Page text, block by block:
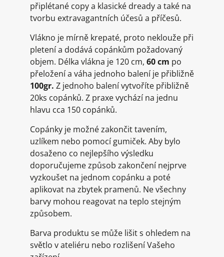
připlétané copy a klasické dready a také na
tvorbu extravagantních účesů a příčesů.
Vlákno je mírně krepaté, proto neklouže při
pletení a dodává copánkům požadovaný
objem. Délka vlákna je 120 cm, 60 cm po
přeložení a váha jednoho balení je přibližně
100gr. Z jednoho balení vytvoříte přibližně
20ks copánků. Z praxe vychází na jednu
hlavu cca 150 copánků.
Copánky je možné zakončit tavením,
uzlíkem nebo pomocí gumiček. Aby bylo
dosaženo co nejlepšího výsledku
doporučujeme způsob zakončení nejprve
vyzkoušet na jednom copánku a poté
aplikovat na zbytek pramenů. Ne všechny
barvy mohou reagovat na teplo stejným
způsobem.
Barva produktu se může lišit s ohledem na
světlo v ateliéru nebo rozlišení Vašeho